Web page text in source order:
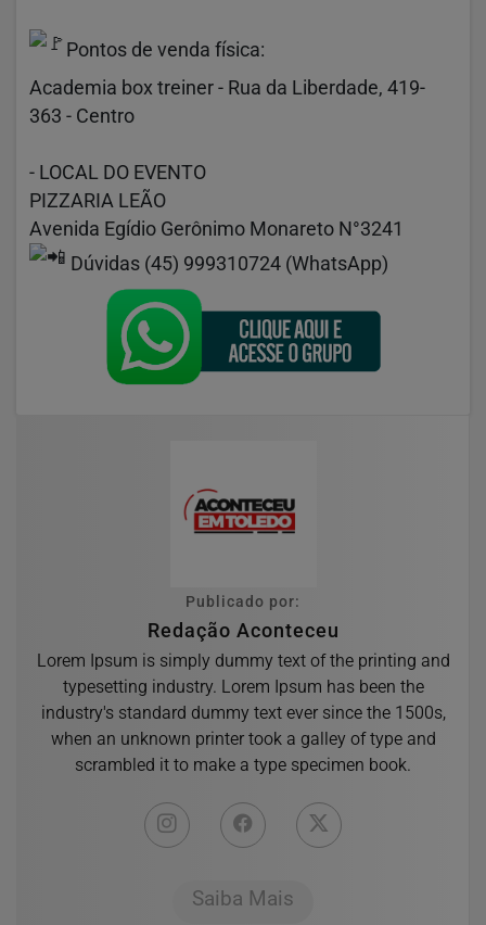
Pontos de venda física:
Academia box treiner - Rua da Liberdade, 419-
363 - Centro
- LOCAL DO EVENTO
PIZZARIA LEÃO
Avenida Egídio Gerônimo Monareto N°3241
Dúvidas (45) 999310724 (WhatsApp)
Publicado por:
Redação Aconteceu
Lorem Ipsum is simply dummy text of the printing and
typesetting industry. Lorem Ipsum has been the
industry's standard dummy text ever since the 1500s,
when an unknown printer took a galley of type and
scrambled it to make a type specimen book.
Saiba Mais